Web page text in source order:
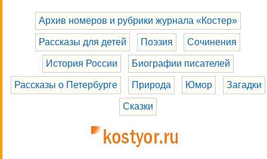
Архив номеров и рубрики журнала «Костер»
Рассказы для детей Поэзия Сочинения
История России Биографии писателей
Рассказы о Петербурге Природа Юмор Загадки
Сказки